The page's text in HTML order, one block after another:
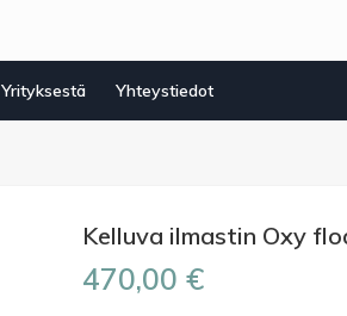
Yrityksestä Yhteystiedot
Kelluva ilmastin Oxy
470,00 €